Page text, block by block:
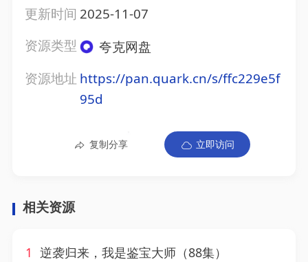
更新时间 2025-11-07
资源类型
夸克网盘
资源地址 https://pan.quark.cn/s/ffc229e5f
95d
复制分享 立即访问
相关资源
1 逆袭归来，我是鉴宝大师（88集）